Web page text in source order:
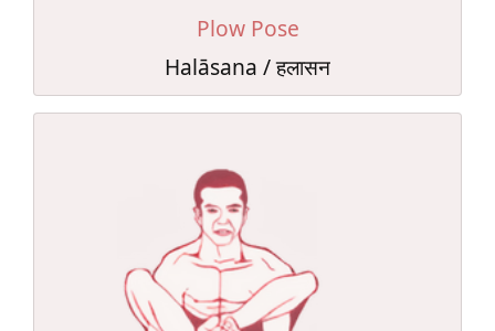
Plow Pose
Halāsana / हलासन